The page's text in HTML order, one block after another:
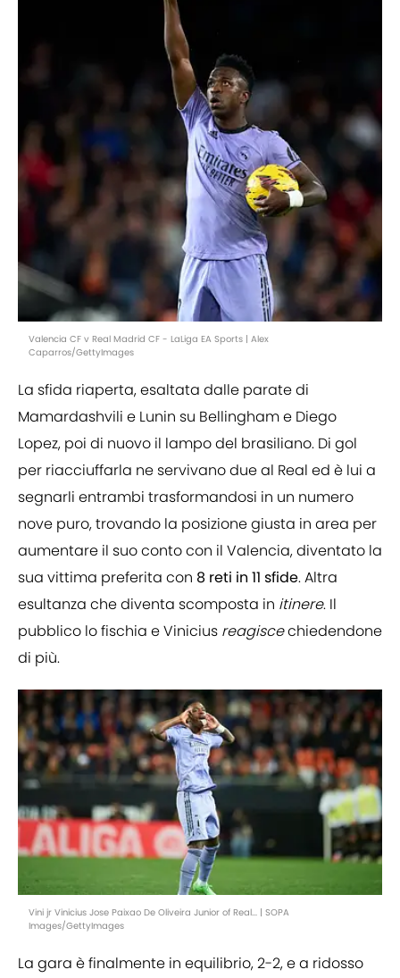
Valencia CF v Real Madrid CF - LaLiga EA Sports | Alex
Caparros/GettyImages
La sfida riaperta, esaltata dalle parate di
Mamardashvili e Lunin su Bellingham e Diego
Lopez, poi di nuovo il lampo del brasiliano. Di gol
per riacciuffarla ne servivano due al Real ed è lui a
segnarli entrambi trasformandosi in un numero
nove puro, trovando la posizione giusta in area per
aumentare il suo conto con il Valencia, diventato la
sua vittima preferita con 8 reti in 11 sfide. Altra
esultanza che diventa scomposta in itinere. Il
pubblico lo fischia e Vinicius reagiscechiedendone
di più.
Vini jr Vinicius Jose Paixao De Oliveira Junior of Real... | SOPA
Images/GettyImages
La gara è finalmente in equilibrio, 2-2, e a ridosso